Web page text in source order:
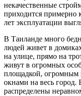
некачественные
приходится примерно
лет эксплуатации
В Таиланде много
людей живет в
на улице, прямо на
живут в огромных
площадкой, огромным
окнами на весь город.
распределены